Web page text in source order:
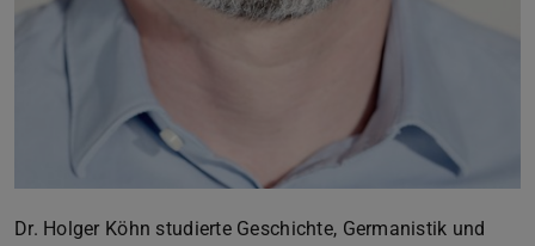
Dr. Holger Köhn studierte Geschichte, Germanistik und